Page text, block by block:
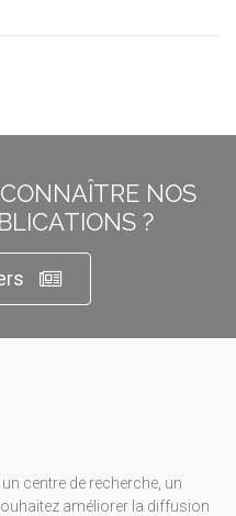
NOS
?
centre de recherche, un
améliorer la diffusion